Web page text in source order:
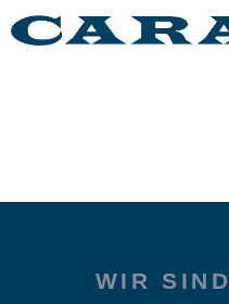
WIR